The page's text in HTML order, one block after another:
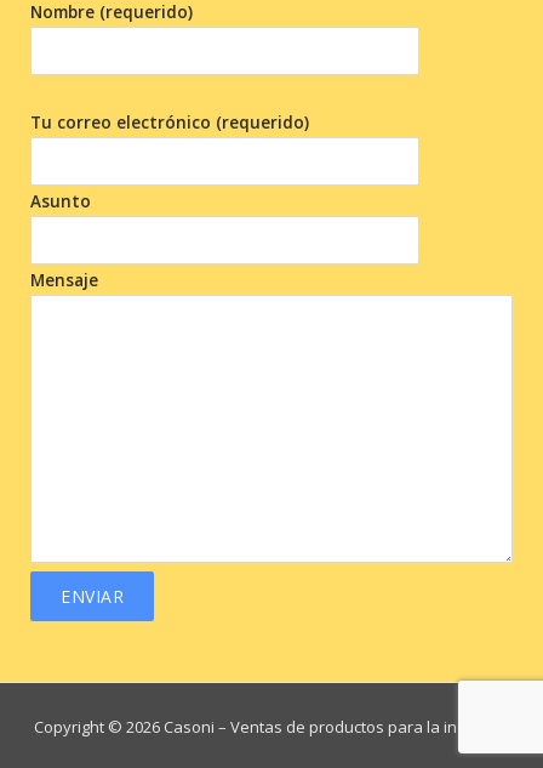
Nombre (requerido)
Tu correo electrónico (requerido)
Asunto
Mensaje
Copyright © 2026 Casoni – Ventas de productos para la industria